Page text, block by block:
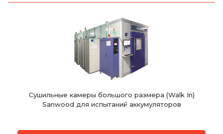
Сушильные камеры большого размера (Walk In)
Sanwood для испытаний аккумуляторов